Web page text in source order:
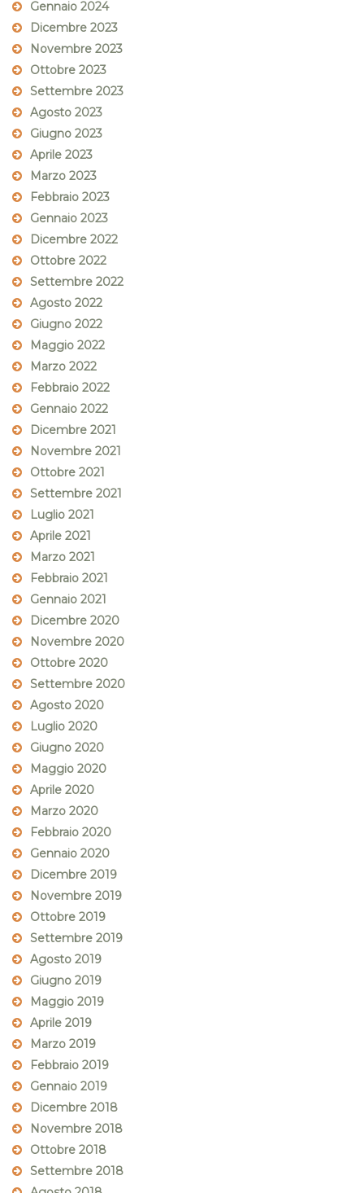
Gennaio 2024
Dicembre 2023
Novembre 2023
Ottobre 2023
Settembre 2023
Agosto 2023
Giugno 2023
Aprile 2023
Marzo 2023
Febbraio 2023
Gennaio 2023
Dicembre 2022
Ottobre 2022
Settembre 2022
Agosto 2022
Giugno 2022
Maggio 2022
Marzo 2022
Febbraio 2022
Gennaio 2022
Dicembre 2021
Novembre 2021
Ottobre 2021
Settembre 2021
Luglio 2021
Aprile 2021
Marzo 2021
Febbraio 2021
Gennaio 2021
Dicembre 2020
Novembre 2020
Ottobre 2020
Settembre 2020
Agosto 2020
Luglio 2020
Giugno 2020
Maggio 2020
Aprile 2020
Marzo 2020
Febbraio 2020
Gennaio 2020
Dicembre 2019
Novembre 2019
Ottobre 2019
Settembre 2019
Agosto 2019
Giugno 2019
Maggio 2019
Aprile 2019
Marzo 2019
Febbraio 2019
Gennaio 2019
Dicembre 2018
Novembre 2018
Ottobre 2018
Settembre 2018